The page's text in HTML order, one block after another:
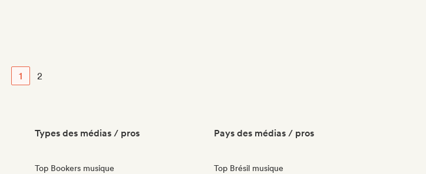
1 2
Types des médias / pros
Top Bookers musique
Pays des médias / pros
Top Brésil musique